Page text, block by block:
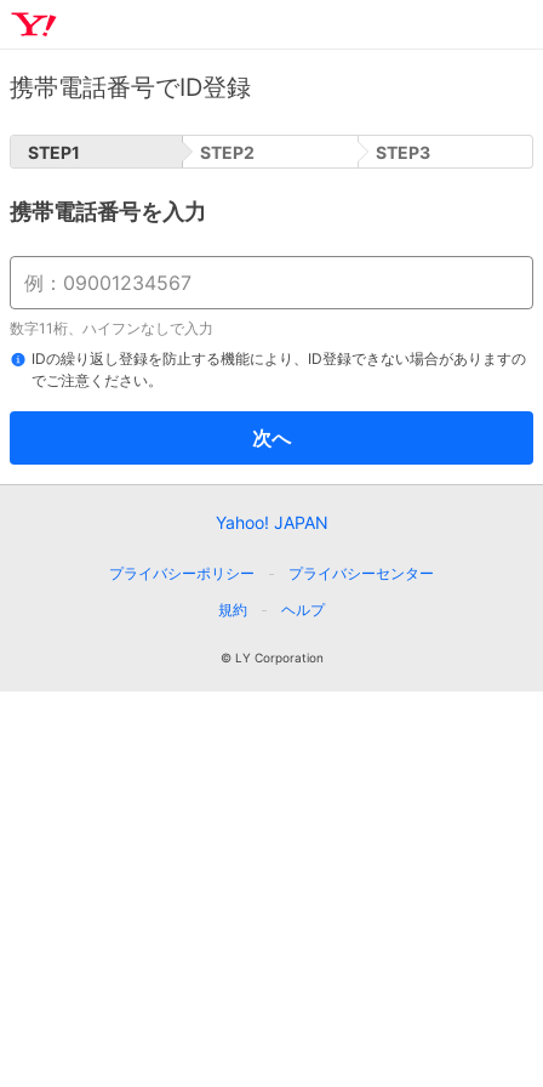
携帯電話番号でID登録
STEP1 STEP2 STEP3
携帯電話番号を入力
数字11桁、ハイフンなしで入力
IDの繰り返し登録を防止する機能により、ID登録できない場合がありますの
でご注意ください。
次へ
Yahoo! JAPAN
プライバシーポリシー
プライバシーセンター
規約
ヘルプ
© LY Corporation